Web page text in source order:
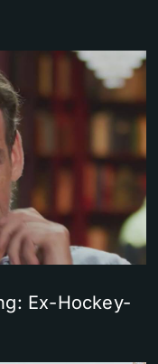
Ex-Hockey-